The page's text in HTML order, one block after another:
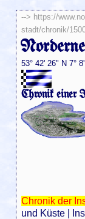
--> https://
stadt/chronik/
53° 42' 26" N 7°
Chronik einer
Chronik der
und Küste